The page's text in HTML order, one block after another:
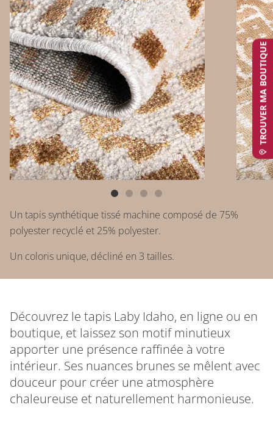
Un tapis synthétique tissé machine composé de 75%
polyester recyclé et 25% polyester.
Un coloris unique, décliné en 3 tailles.
Découvrez le tapis Laby Idaho, en ligne ou en
boutique, et laissez son motif minutieux
apporter une présence raffinée à votre
intérieur. Ses nuances brunes se mêlent avec
douceur pour créer une atmosphère
chaleureuse et naturellement harmonieuse.
TROUVER MA BOUTIQUE